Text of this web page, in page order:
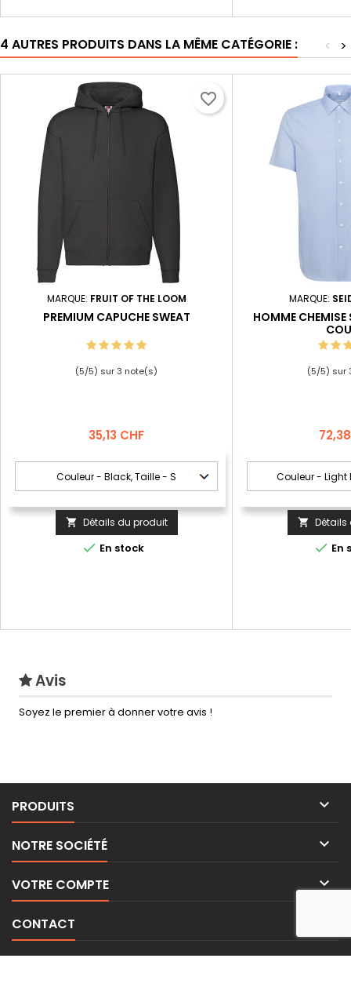
4 AUTRES PRODUITS DANS LA MÊME CATÉGORIE : >
<
MARQUE: FRUIT OF THE LOOM
PREMIUM CAPUCHE SWEAT
(5/5) sur3 note(s)
Prix
35,13 CHF
 Détails du produit
 En stock
favorite_border
MARQUE:
HOMME
(5/5) sur
Prix
 Détails
 En
Avis
Soyez le premier à donner votre avis !
PRODUITS 
NOTRE SOCIÉTÉ 
VOTRE COMPTE 
CONTACT